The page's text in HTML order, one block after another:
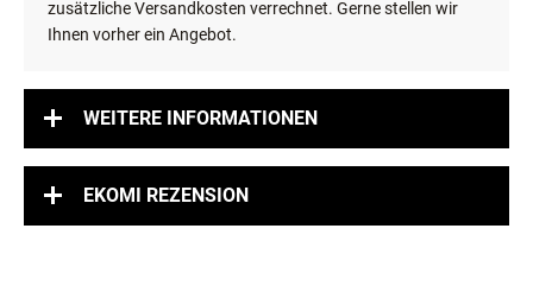
zusätzliche Versandkosten verrechnet. Gerne stellen wir
Ihnen vorher ein Angebot.
WEITERE INFORMATIONEN
EKOMI REZENSION